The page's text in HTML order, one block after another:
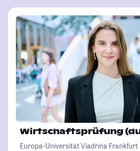
Wirtschaftsprüfung
Europa-Universität Viadrina Frankfurt